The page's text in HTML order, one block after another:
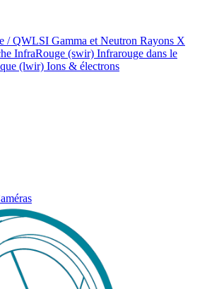
/ QWLSI Gamma et Neutron Rayons X
InfraRouge (swir) Infrarouge dans le
(lwir) Ions & électrons